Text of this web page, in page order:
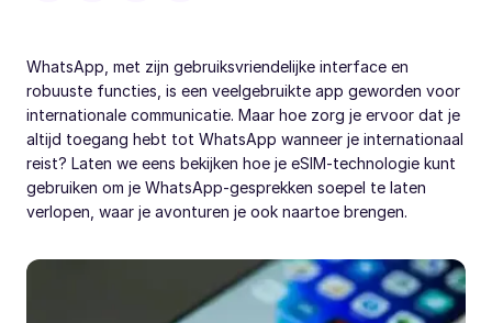
WhatsApp, met zijn gebruiksvriendelijke interface en
robuuste functies, is een veelgebruikte app geworden voor
internationale communicatie. Maar hoe zorg je ervoor dat je
altijd toegang hebt tot WhatsApp wanneer je internationaal
reist? Laten we eens bekijken hoe je eSIM-technologie kunt
gebruiken om je WhatsApp-gesprekken soepel te laten
verlopen, waar je avonturen je ook naartoe brengen.